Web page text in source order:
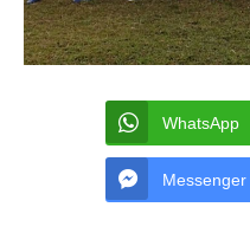
WhatsApp
Messenger